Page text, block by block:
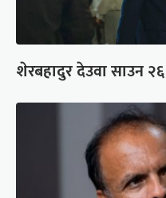
शेरबहादुर देउवा साउन